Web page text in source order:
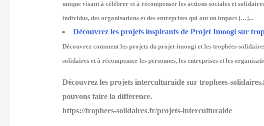
unique visant à célébrer et à récompenser les actions sociales et
individus, des organisations et des entreprises qui ont un impact […]...
Découvrez les projets inspirants de Projet Imoogi sur
Découvrez comment les projets du projet-imoogi et les trophées-
solidaires et à récompenser les personnes, les entreprises et les
Découvrez les projets interculturaide sur trophees-
pouvons faire la différence.
https://trophees-solidaires.fr/projets-interculturaide